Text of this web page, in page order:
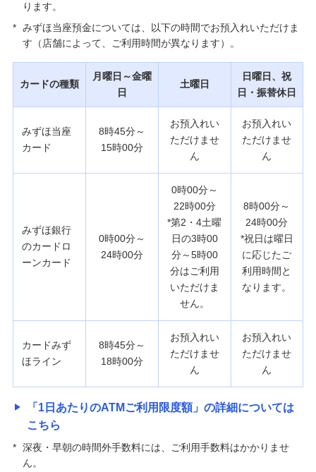
ります。
* みずほ当座預金については、以下の時間でお預入れいただけま
す（店舗によって、ご利用時間が異なります）。
カードの種類
月曜日～金曜
日
土曜日
日曜日、祝
日・振替休日
みずほ当座
カード
8時45分～
15時00分
お預入れい
ただけませ
ん
お預入れい
ただけませ
ん
みずほ銀行
のカードロ
ーンカード
0時00分～
24時00分
0時00分～
22時00分
*第2・4土曜
日の3時00
分～5時00
分はご利用
いただけま
せん。
8時00分～
24時00分
*祝日は曜日
に応じたご
利用時間と
なります。
カードみず
ほライン
8時45分～
18時00分
お預入れい
ただけませ
ん
お預入れい
ただけませ
ん
「1日あたりのATMご利用限度額」の詳細については
こちら
* 深夜・早朝の時間外手数料には、ご利用手数料はかかりませ
ん。